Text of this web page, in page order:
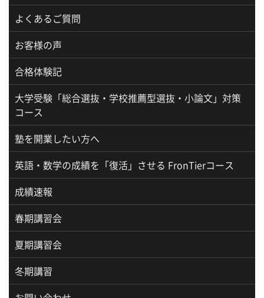
よくあるご質問
お客様の声
合格体験記
大学受験「総合選抜・学校推薦型選抜・小論文」対策
コース
塾を開業したい方へ
英語・数学の成績を「復活」させる FronTierコース
成績速報
春期講習会
夏期講習会
冬期講習